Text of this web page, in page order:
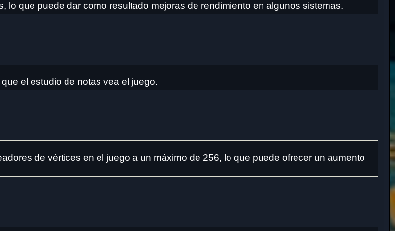
lo que puede dar como resultado mejoras de rendimiento en algunos sistemas.
el estudio de notas vea el juego.
de vértices en el juego a un máximo de 256, lo que puede ofrecer un aumento